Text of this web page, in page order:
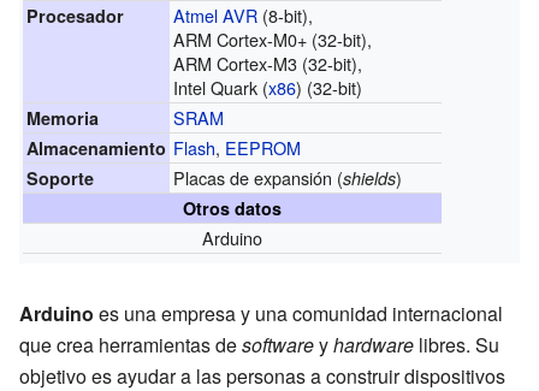
Procesador Atmel AVR (8-bit),
ARM Cortex-M0+ (32-bit),
ARM Cortex-M3 (32-bit),
Intel Quark (x86) (32-bit)
Memoria SRAM
Almacenamiento Flash, EEPROM
Soporte Placas de expansión (shields)
Otros datos
Arduino
Arduino es una empresa y una comunidad internacional
que crea herramientas desoftwareyhardware libres. Su
objetivo es ayudar a las personas a construir dispositivos